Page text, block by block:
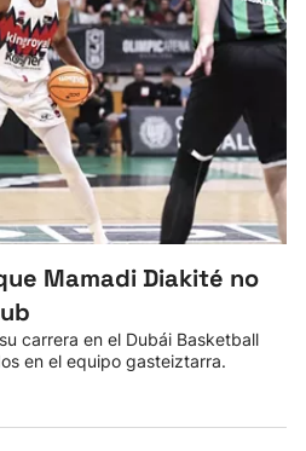
Mamadi Diakité no
carrera en el Dubái Basketball
en el equipo gasteiztarra.